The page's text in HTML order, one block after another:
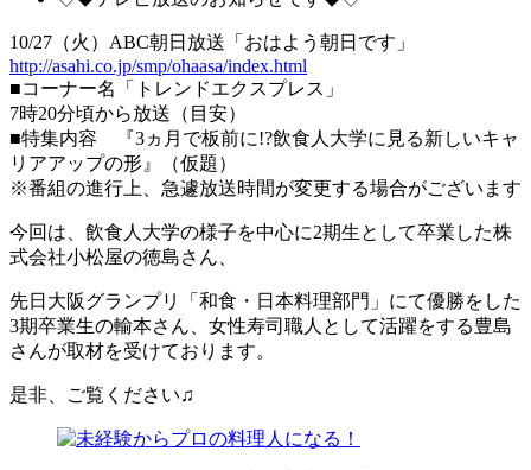
10/27（火）ABC朝日放送「おはよう朝日です」
http://asahi.co.jp/smp/ohaasa/index.html
■コーナー名「トレンドエクスプレス」
7時20分頃から放送（目安）
■特集内容 『3ヵ月で板前に!?飲食人大学に見る新しいキャ
リアアップの形』（仮題）
※番組の進行上、急遽放送時間が変更する場合がございます
今回は、飲食人大学の様子を中心に2期生として卒業した株
式会社小松屋の徳島さん、
先日大阪グランプリ「和食・日本料理部門」にて優勝をした
3期卒業生の輸本さん、女性寿司職人として活躍をする豊島
さんが取材を受けております。
是非、ご覧ください♫